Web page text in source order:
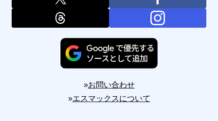
»お問い合わせ
»エスマックスについて